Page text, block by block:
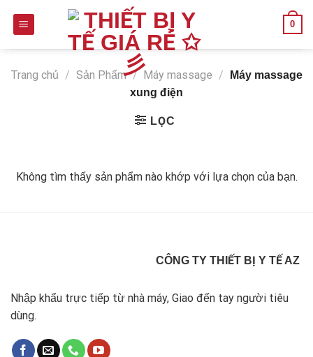
0
Trang chủ / Sản Phẩm / Máy massage /
Máy massage
xung điện
LỌC
Không tìm thấy sản phẩm nào khớp với lựa chọn của bạn.
CÔNG TY THIẾT BỊ Y TẾ AZ
Nhập khẩu trực tiếp từ nhà máy, Giao đến tay người tiêu
dùng.